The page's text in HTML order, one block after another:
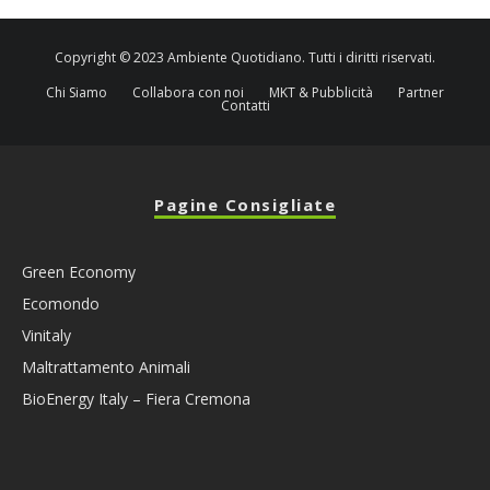
Copyright © 2023 Ambiente Quotidiano. Tutti i diritti riservati.
Chi Siamo
Collabora con noi MKT & Pubblicità Partner
Contatti
Pagine Consigliate
Green Economy
Ecomondo
Vinitaly
Maltrattamento Animali
BioEnergy Italy – Fiera Cremona